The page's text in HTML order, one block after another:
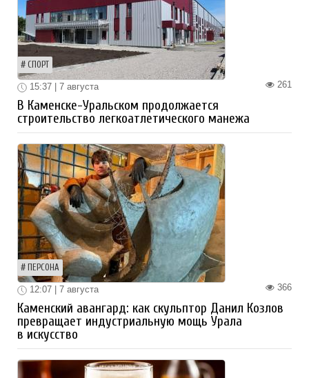
СПОРТ
261
15:37 | 7 августа
В Каменске-Уральском продолжается
строительство легкоатлетического манежа
ПЕРСОНА
366
12:07 | 7 августа
Каменский авангард: как скульптор Данил Козлов
превращает индустриальную мощь Урала
в искусство